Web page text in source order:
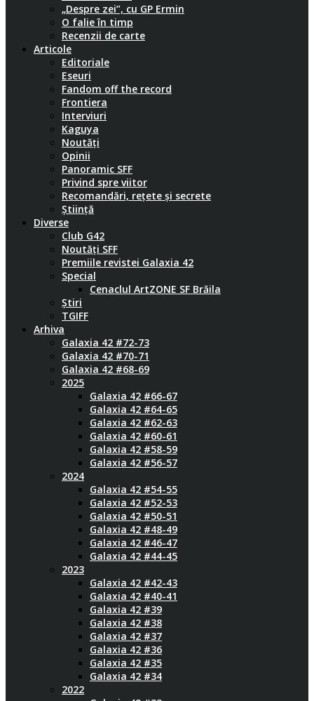
„Despre zei”, cu GP Ermin
O falie în timp
Recenzii de carte
Articole
Editoriale
Eseuri
Fandom off the record
Frontiera
Interviuri
Kaguya
Noutăți
Opinii
Panoramic SFF
Privind spre viitor
Recomandări, rețete și secrete
Știință
Diverse
Club G42
Noutăți SFF
Premiile revistei Galaxia 42
Special
Cenaclul ArtZONE SF Brăila
Știri
TGIFF
Arhiva
Galaxia 42 #72-73
Galaxia 42 #70-71
Galaxia 42 #68-69
2025
Galaxia 42 #66-67
Galaxia 42 #64-65
Galaxia 42 #62-63
Galaxia 42 #60-61
Galaxia 42 #58-59
Galaxia 42 #56-57
2024
Galaxia 42 #54-55
Galaxia 42 #52-53
Galaxia 42 #50-51
Galaxia 42 #48-49
Galaxia 42 #46-47
Galaxia 42 #44-45
2023
Galaxia 42 #42-43
Galaxia 42 #40-41
Galaxia 42 #39
Galaxia 42 #38
Galaxia 42 #37
Galaxia 42 #36
Galaxia 42 #35
Galaxia 42 #34
2022